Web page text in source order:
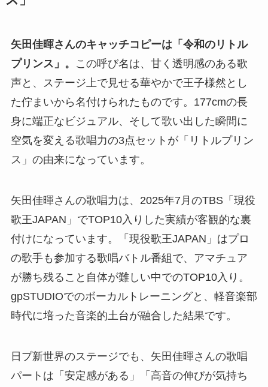
矢田佳暉さんのキャッチコピーは「令和のリトル
プリンス」。
この呼び名は、甘く透明感のある歌
声と、ステージ上で見せる華やかで王子様然とし
た佇まいから名付けられたものです。177cmの長
身に端正なビジュアル、そして歌い出した瞬間に
空気を変える歌唱力の3点セットが「リトルプリン
ス」の由来になっています。
矢田佳暉さんの歌唱力は、2025年7月のTBS「現役
歌王JAPAN」でTOP10入りした実績が客観的な裏
付けになっています。「現役歌王JAPAN」はプロ
の歌手も参加する歌唱バトル番組で、アマチュア
が勝ち残ること自体が難しい中でのTOP10入り。
gpSTUDIOでのボーカルトレーニングと、軽音楽部
時代に培った音楽的土台が融合した結果です。
日プ新世界のステージでも、矢田佳暉さんの歌唱
パートは「安定感がある」「高音の伸びが気持ち